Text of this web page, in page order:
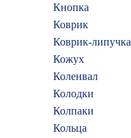
Кнопка
Коврик
Коврик-липучка
Кожух
Коленвал
Колодки
Колпаки
Кольца